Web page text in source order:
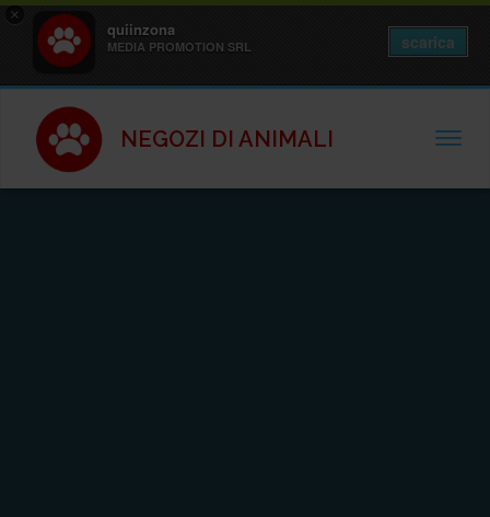
×
quiinzona
MEDIA PROMOTION SRL scarica
NEGOZI DI ANIMALI